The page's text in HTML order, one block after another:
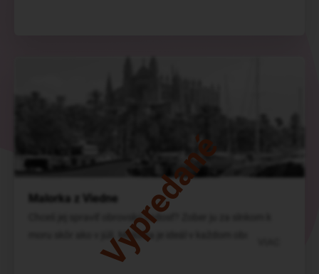
Vypredané
Malorka z Viedne
Chceš jej spraviť obrovskú radosť? Zober ju za slnkom k
moru skôr ako v júli. Malorka je ideál v každom období.